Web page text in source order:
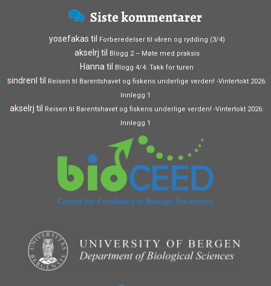
Siste kommentarer
yosefakas til Forberedelser til våren og rydding (3/4)
akselrj til Blogg 2 – Møte med praksis
Hanna til Blogg 4/4: Takk for turen
sindrenl til Reisen til Barentshavet og fiskens underlige verden! -Vintertokt 2026:
Innlegg 1
akselrj til Reisen til Barentshavet og fiskens underlige verden! -Vintertokt 2026:
Innlegg 1